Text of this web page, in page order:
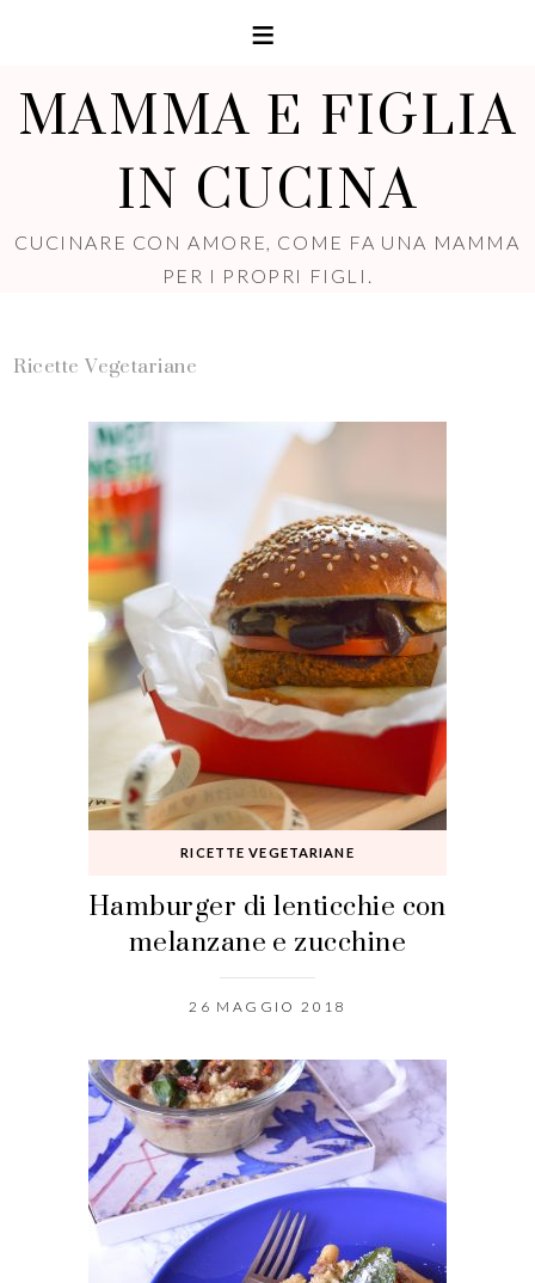
MAMMA E FIGLIA
IN CUCINA
CUCINARE CON AMORE, COME FA UNA MAMMA
PER I PROPRI FIGLI.
Ricette Vegetariane
RICETTE VEGETARIANE
Hamburger di lenticchie con
melanzane e zucchine
26 MAGGIO 2018